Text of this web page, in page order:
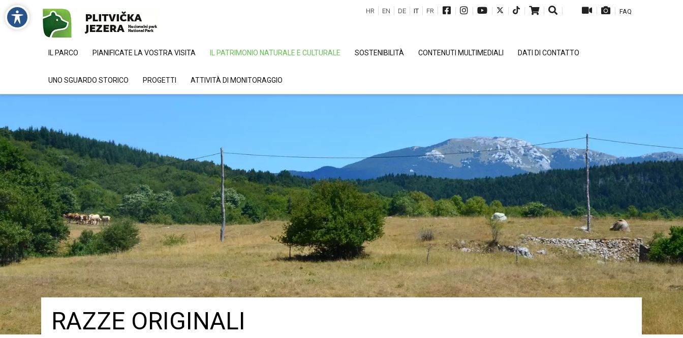
| | | | | | | | | FAQ
HR EN DE IT FR
IL PARCO PIANIFICATE LA VOSTRA VISITA IL PATRIMONIO NATURALE E CULTURALE SOSTENIBILITÀ CONTENUTI MULTIMEDIALI DATI DI CONTATTO
UNO SGUARDO STORICO PROGETTI ATTIVITÀ DI MONITORAGGIO
RAZZE ORIGINALI